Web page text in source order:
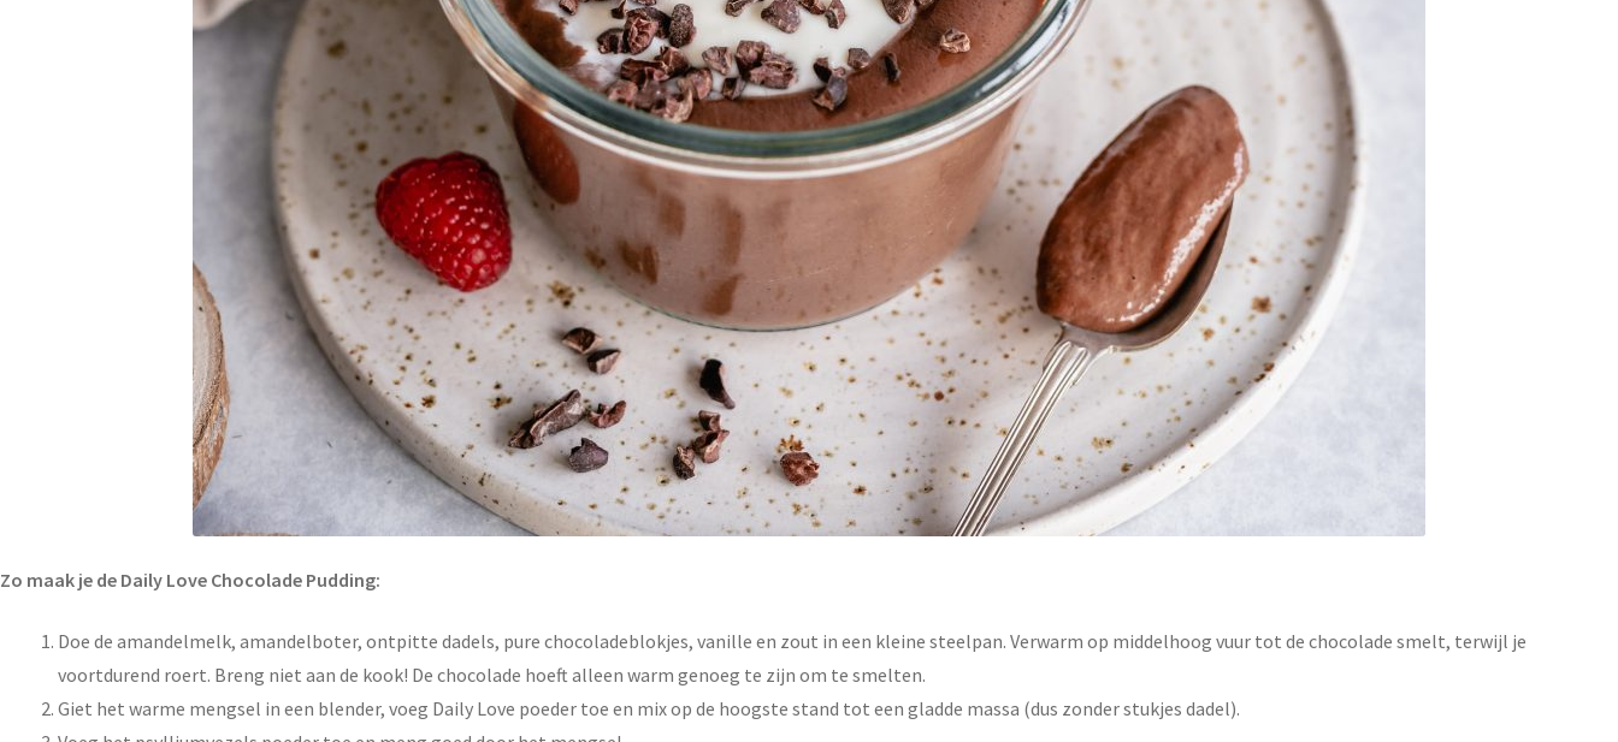
Zo maak je de Daily Love Chocolade Pudding:
Doe de amandelmelk, amandelboter, ontpitte dadels, pure chocoladeblokjes, vanille en zout in een kleine steelpan. Verwarm op middelhoog vuur tot de chocolade smelt, terwijl je
voortdurend roert. Breng niet aan de kook! De chocolade hoeft alleen warm genoeg te zijn om te smelten.
Giet het warme mengsel in een blender, voeg Daily Love poeder toe en mix op de hoogste stand tot een gladde massa (dus zonder stukjes dadel).